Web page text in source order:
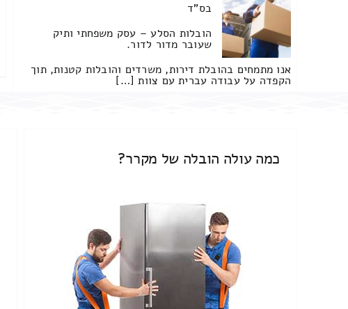
בס"ד
הובלות הסלע – עסק משפחתי ותיק
שעובר מדור לדור.
אנו מתמחים בהובלת דירות, משרדים והובלות קטנות, תוך
הקפדה על עבודה עברית עם צוות […]
כמה עולה הובלה של מקרר?